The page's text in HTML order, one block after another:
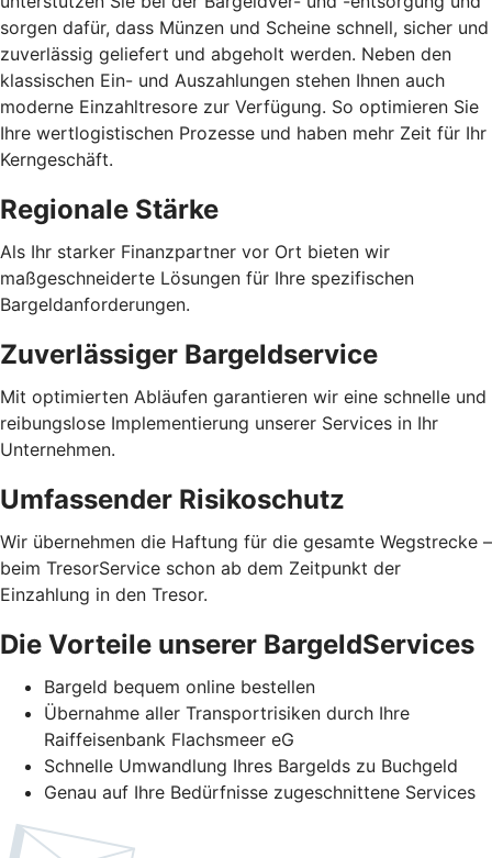
sorgen dafür, dass Münzen und Scheine schnell, sicher und
zuverlässig geliefert und abgeholt werden. Neben den
klassischen Ein- und Auszahlungen stehen Ihnen auch
moderne Einzahltresore zur Verfügung. So optimieren Sie
Ihre wertlogistischen Prozesse und haben mehr Zeit für Ihr
Kerngeschäft.
Regionale Stärke
Als Ihr starker Finanzpartner vor Ort bieten wir
maßgeschneiderte Lösungen für Ihre spezifischen
Bargeldanforderungen.
Zuverlässiger Bargeldservice
Mit optimierten Abläufen garantieren wir eine schnelle und
reibungslose Implementierung unserer Services in Ihr
Unternehmen.
Umfassender Risikoschutz
Wir übernehmen die Haftung für die gesamte Wegstrecke –
beim TresorService schon ab dem Zeitpunkt der
Einzahlung in den Tresor.
Die Vorteile unserer BargeldServices
Bargeld bequem online bestellen
Übernahme aller Transportrisiken durch Ihre
Raiffeisenbank Flachsmeer eG
Schnelle Umwandlung Ihres Bargelds zu Buchgeld
Genau auf Ihre Bedürfnisse zugeschnittene Services